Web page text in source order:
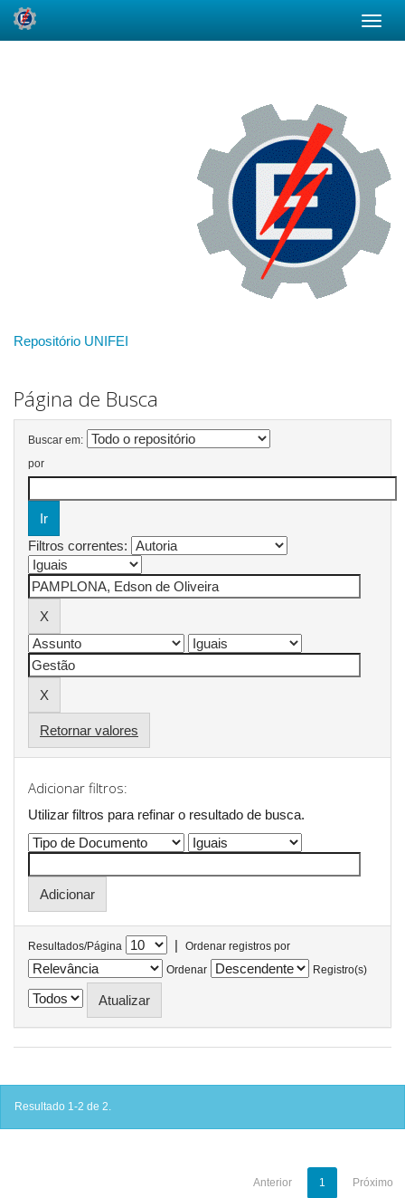
Repositório UNIFEI
Página de Busca
Buscar em:
por
Filtros correntes:
Retornar valores
Adicionar filtros:
Utilizar filtros para refinar o resultado de busca.
Resultados/Página |
Ordenar registros por
Ordenar
Registro(s)
Resultado 1-2 de 2.
Anterior 1 Próximo